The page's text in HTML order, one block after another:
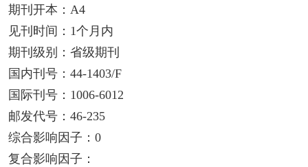
期刊开本：A4
见刊时间：1个月内
期刊级别：省级期刊
国内刊号：44-1403/F
国际刊号：1006-6012
邮发代号：46-235
综合影响因子：0
复合影响因子：